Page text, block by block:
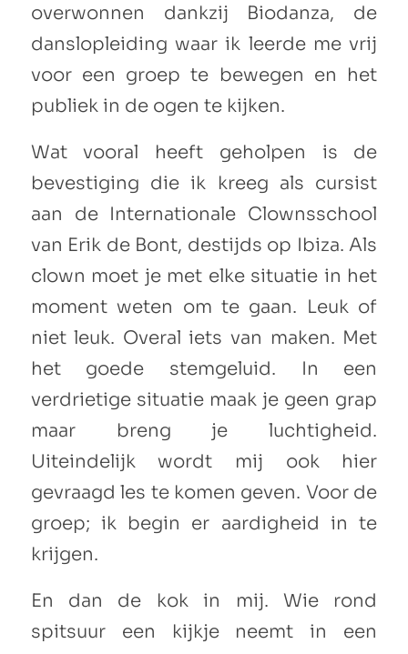
overwonnen dankzij Biodanza, de
danslopleiding waar ik leerde me vrij
voor een groep te bewegen en het
publiek in de ogen te kijken.
Wat vooral heeft geholpen is de
bevestiging die ik kreeg als cursist
aan de Internationale Clownsschool
van Erik de Bont, destijds op Ibiza. Als
clown moet je met elke situatie in het
moment weten om te gaan. Leuk of
niet leuk. Overal iets van maken. Met
het goede stemgeluid. In een
verdrietige situatie maak je geen grap
maar breng je luchtigheid.
Uiteindelijk wordt mij ook hier
gevraagd les te komen geven. Voor de
groep; ik begin er aardigheid in te
krijgen.
En dan de kok in mij. Wie rond
spitsuur een kijkje neemt in een